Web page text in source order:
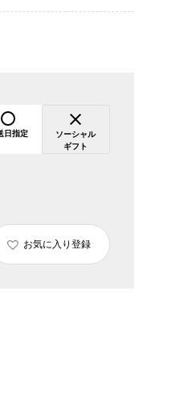
日指定
ソーシャル
ギフト
お気に入り登録